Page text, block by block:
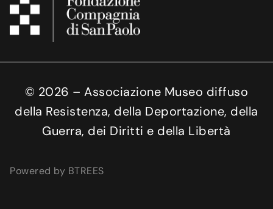
© 2026 – Associazione Museo diffuso
della Resistenza, della Deportazione, della
Guerra, dei Diritti e della Libertà
Powered by BTREES